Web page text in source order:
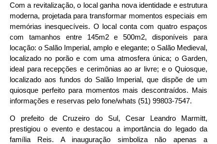
Com a revitalização, o local ganha nova identidade e estrutura
moderna, projetada para transformar momentos especiais em
memórias inesquecíveis. O local conta com quatro espaços
com tamanhos entre 145m2 e 500m2, disponíveis para
locação: o Salão Imperial, amplo e elegante; o Salão Medieval,
localizado no porão e com uma atmosfera única; o Garden,
ideal para recepções e cerimônias ao ar livre; e o Quiosque,
localizado aos fundos do Salão Imperial, que dispõe de um
quiosque perfeito para momentos mais descontraídos. Mais
informações e reservas pelo fone/whats (51) 99803-7547.
O prefeito de Cruzeiro do Sul, Cesar Leandro Marmitt,
prestigiou o evento e destacou a importância do legado da
família Reis. A inauguração simboliza não apenas a